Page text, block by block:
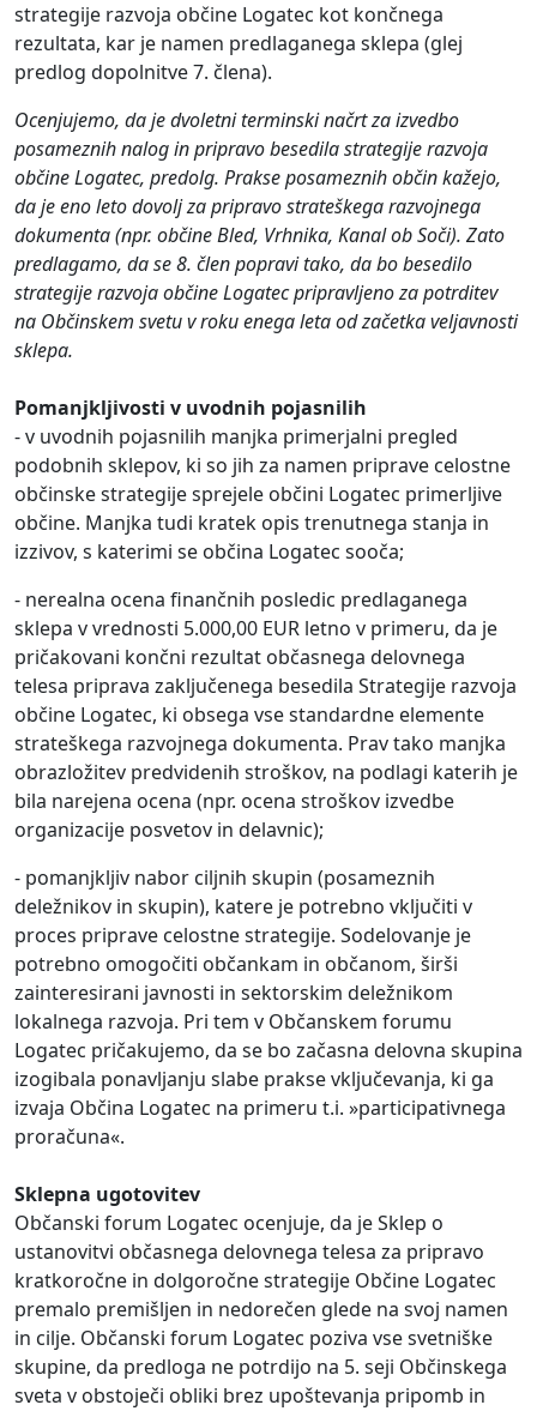
strategije razvoja občine Logatec kot končnega
rezultata, kar je namen predlaganega sklepa (glej
predlog dopolnitve 7. člena).
Ocenjujemo, da je dvoletni terminski načrt za izvedbo
posameznih nalog in pripravo besedila strategije razvoja
občine Logatec, predolg. Prakse posameznih občin kažejo,
da je eno leto dovolj za pripravo strateškega razvojnega
dokumenta (npr. občine Bled, Vrhnika, Kanal ob Soči). Zato
predlagamo, da se 8. člen popravi tako, da bo besedilo
strategije razvoja občine Logatec pripravljeno za potrditev
na Občinskem svetu v roku enega leta od začetka veljavnosti
sklepa.
Pomanjkljivosti v uvodnih pojasnilih
- v uvodnih pojasnilih manjka primerjalni pregled
podobnih sklepov, ki so jih za namen priprave celostne
občinske strategije sprejele občini Logatec primerljive
občine. Manjka tudi kratek opis trenutnega stanja in
izzivov, s katerimi se občina Logatec sooča;
- nerealna ocena finančnih posledic predlaganega
sklepa v vrednosti 5.000,00 EUR letno v primeru, da je
pričakovani končni rezultat občasnega delovnega
telesa priprava zaključenega besedila Strategije razvoja
občine Logatec, ki obsega vse standardne elemente
strateškega razvojnega dokumenta. Prav tako manjka
obrazložitev predvidenih stroškov, na podlagi katerih je
bila narejena ocena (npr. ocena stroškov izvedbe
organizacije posvetov in delavnic);
- pomanjkljiv nabor ciljnih skupin (posameznih
deležnikov in skupin), katere je potrebno vključiti v
proces priprave celostne strategije. Sodelovanje je
potrebno omogočiti občankam in občanom, širši
zainteresirani javnosti in sektorskim deležnikom
lokalnega razvoja. Pri tem v Občanskem forumu
Logatec pričakujemo, da se bo začasna delovna skupina
izogibala ponavljanju slabe prakse vključevanja, ki ga
izvaja Občina Logatec na primeru t.i. »participativnega
proračuna«.
Sklepna ugotovitev
Občanski forum Logatec ocenjuje, da je Sklep o
ustanovitvi občasnega delovnega telesa za pripravo
kratkoročne in dolgoročne strategije Občine Logatec
premalo premišljen in nedorečen glede na svoj namen
in cilje. Občanski forum Logatec poziva vse svetniške
skupine, da predloga ne potrdijo na 5. seji Občinskega
sveta v obstoječi obliki brez upoštevanja pripomb in